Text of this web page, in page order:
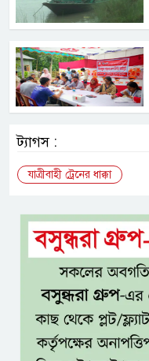
ট্যাগস :
যাত্রীবাহী ট্রেনের ধাক্কা